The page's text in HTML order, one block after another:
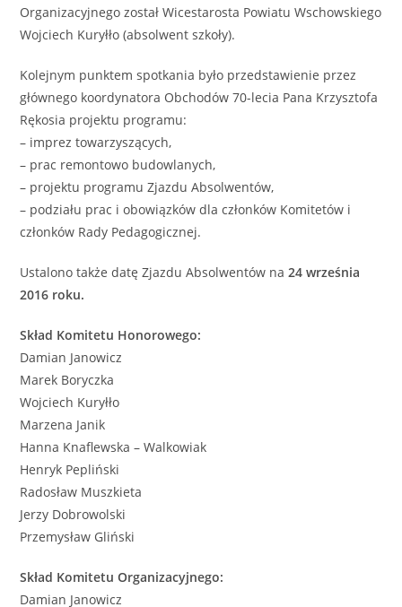
Organizacyjnego został Wicestarosta Powiatu Wschowskiego
Wojciech Kuryłło (absolwent szkoły).
Kolejnym punktem spotkania było przedstawienie przez
głównego koordynatora Obchodów 70-lecia Pana Krzysztofa
Rękosia projektu programu:
– imprez towarzyszących,
– prac remontowo budowlanych,
– projektu programu Zjazdu Absolwentów,
– podziału prac i obowiązków dla członków Komitetów i
członków Rady Pedagogicznej.
Ustalono także datę Zjazdu Absolwentów na24 września
2016 roku.
Skład Komitetu Honorowego:
Damian Janowicz
Marek Boryczka
Wojciech Kuryłło
Marzena Janik
Hanna Knaflewska – Walkowiak
Henryk Pepliński
Radosław Muszkieta
Jerzy Dobrowolski
Przemysław Gliński
Skład Komitetu Organizacyjnego:
Damian Janowicz